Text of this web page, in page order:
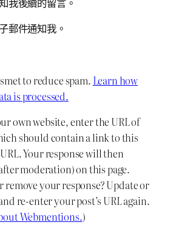
郵件通知我。
to reduce spam. Learn how
is processed.
own website, enter the URL of
should contain a link to this
Your response will then
moderation) on this page.
remove your response? Update or
re-enter your post’s URL again.
Webmentions.)